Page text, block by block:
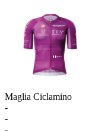
Maglia Ciclamino
-
-